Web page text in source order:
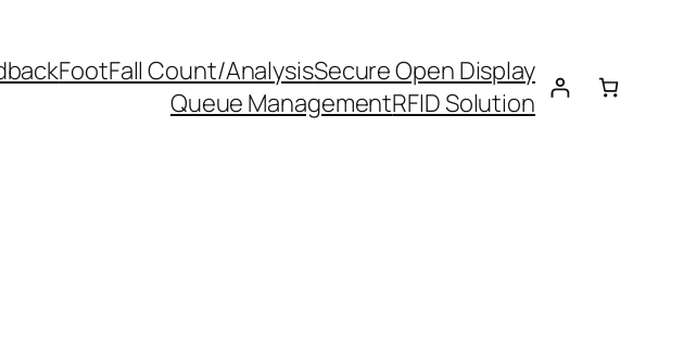
FootFall Count/AnalysisSecure Open Display
Queue ManagementRFID Solution